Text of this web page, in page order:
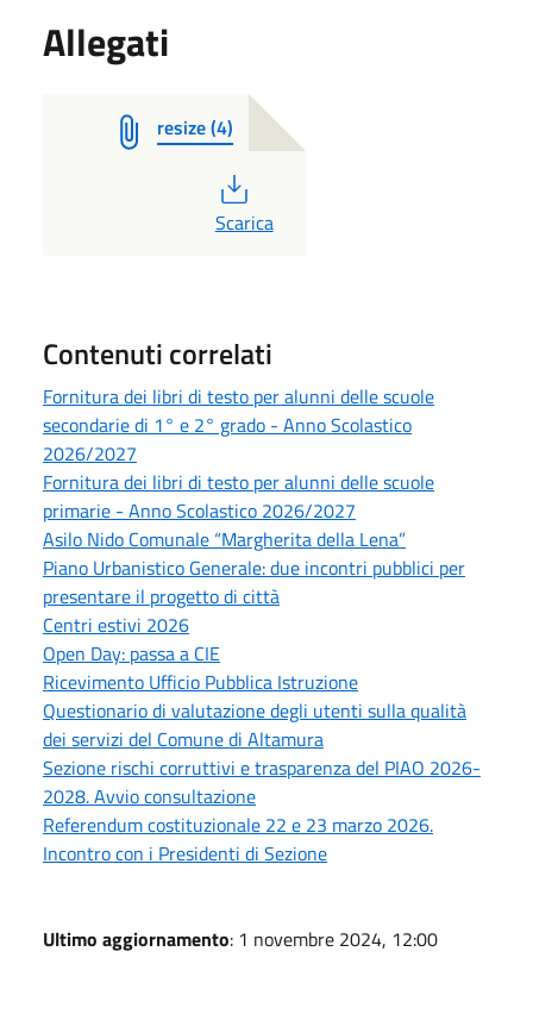
Allegati
resize (4)
PDF
Scarica
Contenuti correlati
Fornitura dei libri di testo per alunni delle scuole
secondarie di 1° e 2° grado - Anno Scolastico
2026/2027
Fornitura dei libri di testo per alunni delle scuole
primarie - Anno Scolastico 2026/2027
Asilo Nido Comunale “Margherita della Lena”
Piano Urbanistico Generale: due incontri pubblici per
presentare il progetto di città
Centri estivi 2026
Open Day: passa a CIE
Ricevimento Ufficio Pubblica Istruzione
Questionario di valutazione degli utenti sulla qualità
dei servizi del Comune di Altamura
Sezione rischi corruttivi e trasparenza del PIAO 2026-
2028. Avvio consultazione
Referendum costituzionale 22 e 23 marzo 2026.
Incontro con i Presidenti di Sezione
Ultimo aggiornamento: 1 novembre 2024, 12:00